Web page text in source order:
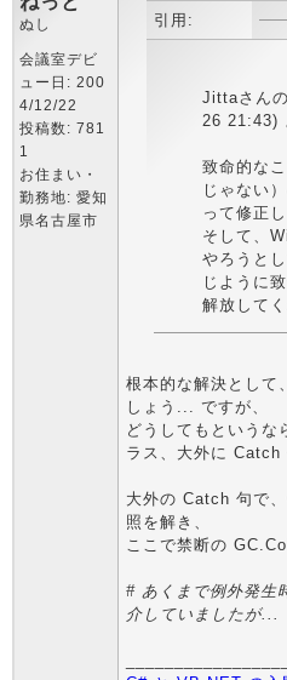
ぬし
会議室デビ
ュー日: 200
4/12/22
投稿数: 781
1
お住まい・
勤務地: 愛知
県名古屋市
引用:
Jittaさん
26 21:43)
致命的な
じゃない
って修正
そして、
やろうと
じように
解放してく
根本的な解決として
しょう... ですが、
どうしてもという
ラス、大外に Catch
大外の Catch 句で
照を解き、
ここで禁断の
# あくまで例外発生
介していましたが...